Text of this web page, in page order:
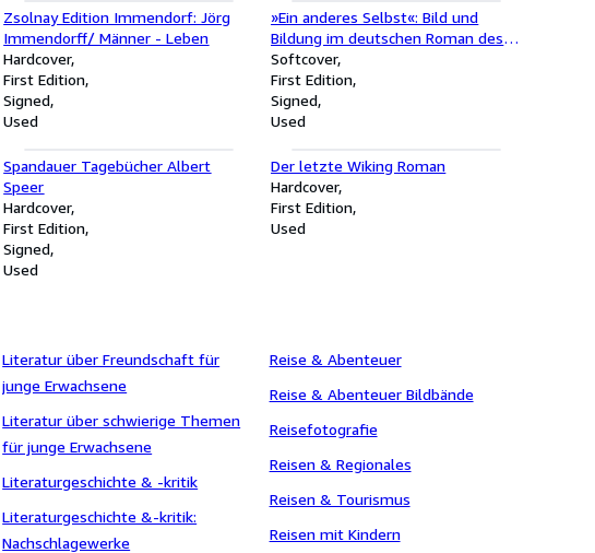
Zsolnay Edition Immendorf: Jörg
Immendorff/ Männer - Leben
Hardcover
First Edition
Signed
Used
»Ein anderes Selbst«: Bild und
Bildung im deutschen Roman des
18. und 19. Jahrhunderts (Essener
Kulturwissenschaftliche Vorträge)
Bild und Bildung im deutschen
Roman des 18. und 19.
Softcover
First Edition
Signed
Used
Spandauer Tagebücher Albert
Speer
Hardcover
First Edition
Signed
Used
Der letzte Wiking Roman
Hardcover
First Edition
Used
Literatur über Freundschaft für
junge Erwachsene
Literatur über schwierige Themen
für junge Erwachsene
Literaturgeschichte & -kritik
Literaturgeschichte &-kritik:
Nachschlagewerke
Reise & Abenteuer
Reise & Abenteuer Bildbände
Reisefotografie
Reisen & Regionales
Reisen & Tourismus
Reisen mit Kindern